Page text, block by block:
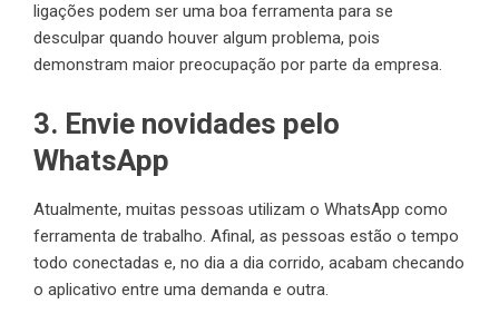
ligações podem ser uma boa ferramenta para se
desculpar quando houver algum problema, pois
demonstram maior preocupação por parte da empresa.
3. Envie novidades pelo
WhatsApp
Atualmente, muitas pessoas utilizam o WhatsApp como
ferramenta de trabalho. Afinal, as pessoas estão o tempo
todo conectadas e, no dia a dia corrido, acabam checando
o aplicativo entre uma demanda e outra.